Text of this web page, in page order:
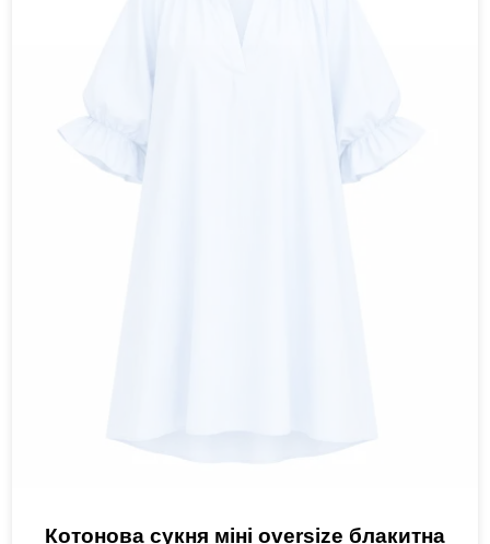
Котонова сукня міні oversize блакитна